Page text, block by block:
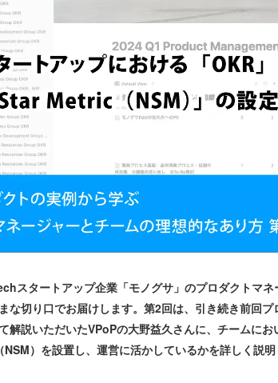
スタートアップ企業「モノグサ」のプロダクトマ
な切り口でお届けします。第2回は、引き続き前回
解説いただいたVPoPの大野益久さんに、チームに
）を設置し、運営に活かしているかを詳しく説